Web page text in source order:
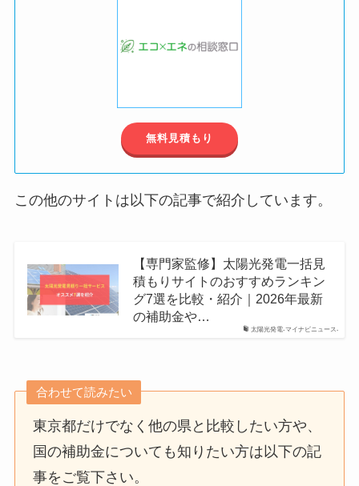
無料見積もり
この他のサイトは以下の記事で紹介しています。
太陽光発電-マイナビニュース-
【専門家監修】太陽光発電一括見
積もりサイトのおすすめランキン
グ7選を比較・紹介｜2026年最新
の補助金や…
合わせて読みたい
東京都だけでなく他の県と比較したい方や、
国の補助金についても知りたい方は以下の記
事をご覧下さい。